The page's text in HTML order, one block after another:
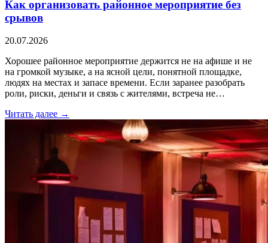
Как организовать районное мероприятие без
срывов
20.07.2026
Хорошее районное мероприятие держится не на афише и не
на громкой музыке, а на ясной цели, понятной площадке,
людях на местах и запасе времени. Если заранее разобрать
роли, риски, деньги и связь с жителями, встреча не…
Читать далее →